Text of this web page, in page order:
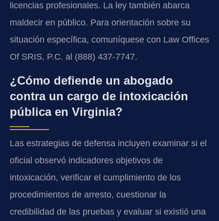
licencias profesionales. La ley también abarca
maldecir en público. Para orientación sobre su
situación específica, comuníquese con Law Offices
Of SRIS, P.C. al (888) 437-7747.
¿Cómo defiende un abogado
contra un cargo de intoxicación
pública en Virginia?
Las estrategias de defensa incluyen examinar si el
oficial observó indicadores objetivos de
intoxicación, verificar el cumplimiento de los
procedimientos de arresto, cuestionar la
credibilidad de las pruebas y evaluar si existió una